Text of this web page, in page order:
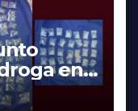
en